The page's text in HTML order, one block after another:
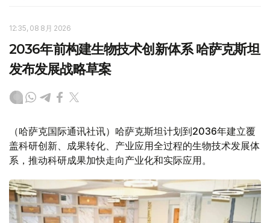
12:35, 08 8月 2026
2036年前构建生物技术创新体系 哈萨克斯坦
发布发展战略草案
（哈萨克国际通讯社讯）哈萨克斯坦计划到2036年建立覆
盖科研创新、成果转化、产业应用全过程的生物技术发展体
系，推动科研成果加快走向产业化和实际应用。